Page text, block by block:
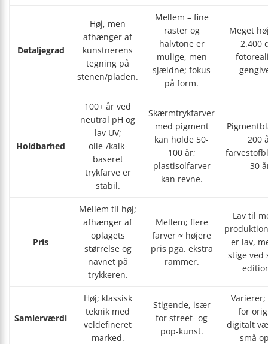
Detaljegrad
Høj, men
afhænger af
kunstnerens
tegning på
stenen/pladen.
Mellem – fine
raster og
halvtone er
mulige, men
sjældne; fokus
på form.
Meget
2.400
Holdbarhed
100+ år ved
neutral pH og
lav UV;
olie-/kalk-
baseret
trykfarve er
stabil.
Skærmtrykfarver
med pigment
kan holde 50-
100 år;
plastisolfarver
kan revne.
200
30
Pris
Mellem til høj;
afhænger af
oplagets
størrelse og
navnet på
trykkeren.
Mellem; flere
farver ≈ højere
pris pga. ekstra
rammer.
Lav til
er lav,
stige ved
Samlerværdi
Høj; klassisk
teknik med
veldefineret
marked.
Stigende, især
for street- og
pop-kunst.
Varierer;
for
digitalt
små